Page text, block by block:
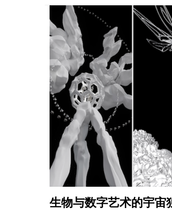
生物与数字艺术的宇宙